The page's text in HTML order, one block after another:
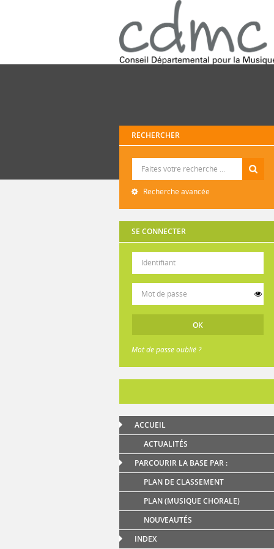
RECHERCHER
Recherche avancée
SE CONNECTER
Mot de passe oublié ?
ACCUEIL
ACTUALITÉS
PARCOURIR LA BASE PAR :
PLAN DE CLASSEMENT
PLAN (MUSIQUE CHORALE)
NOUVEAUTÉS
INDEX